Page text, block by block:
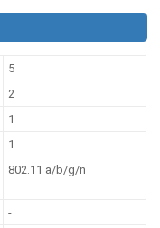
5
2
1
1
802.11 a/b/g/n
-